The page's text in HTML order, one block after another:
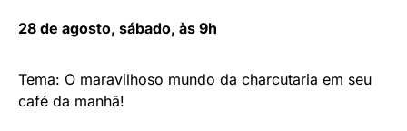
28 de agosto, sábado, às 9h
Tema: O maravilhoso mundo da charcutaria em seu
café da manhã!